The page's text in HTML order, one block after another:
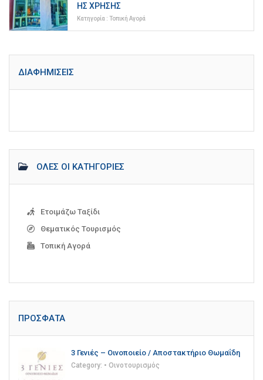
ΉΣ ΧΡΉΣΗΣ
Κατηγορία : Τοπική Αγορά
ΔΙΑΦΗΜΊΣΕΙΣ
ΌΛΕΣ ΟΙ ΚΑΤΗΓΟΡΊΕΣ
Ετοιμάζω Ταξίδι
Θεματικός Τουρισμός
Τοπική Αγορά
ΠΡΌΣΦΑΤΑ
3 Γενιές – Οινοποιείο / Αποστακτήριο Θωμαΐδη
Category: • Οινοτουρισμός